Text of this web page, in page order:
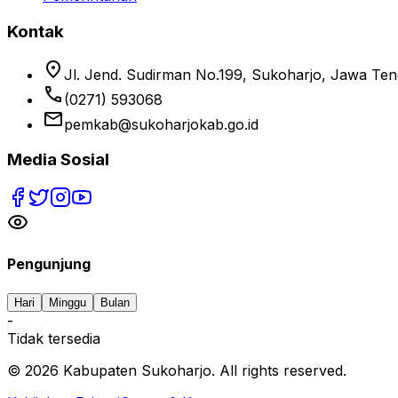
Kontak
location_on Jl. Jend. Sudirman No.199, Sukoharjo, Jawa
phone (0271) 593068
emailpemkab@sukoharjokab.go.id
Media Sosial
Pengunjung
Hari Minggu Bulan
-
Tidak tersedia
© 2026 Kabupaten Sukoharjo. All rights reserved.